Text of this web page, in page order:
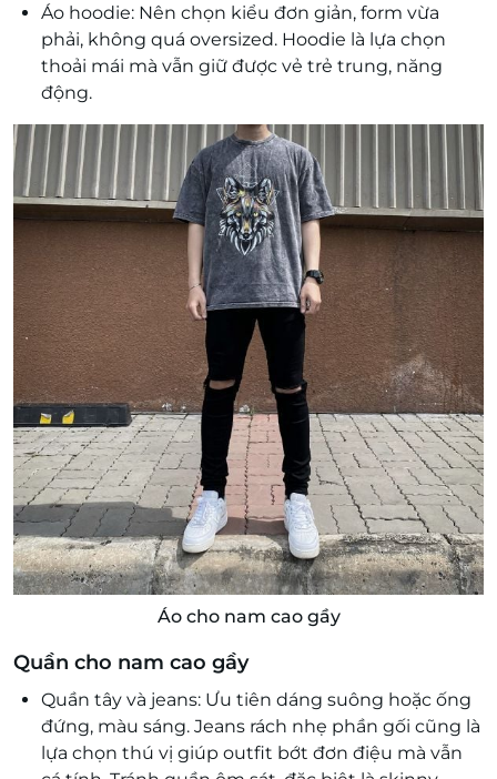
Áo hoodie: Nên chọn kiểu đơn giản, form vừa
phải, không quá oversized. Hoodie là lựa chọn
thoải mái mà vẫn giữ được vẻ trẻ trung, năng
động.
Áo cho nam cao gầy
Quần cho nam cao gầy
Quần tây và jeans: Ưu tiên dáng suông hoặc ống
đứng, màu sáng. Jeans rách nhẹ phần gối cũng là
lựa chọn thú vị giúp outfit bớt đơn điệu mà vẫn